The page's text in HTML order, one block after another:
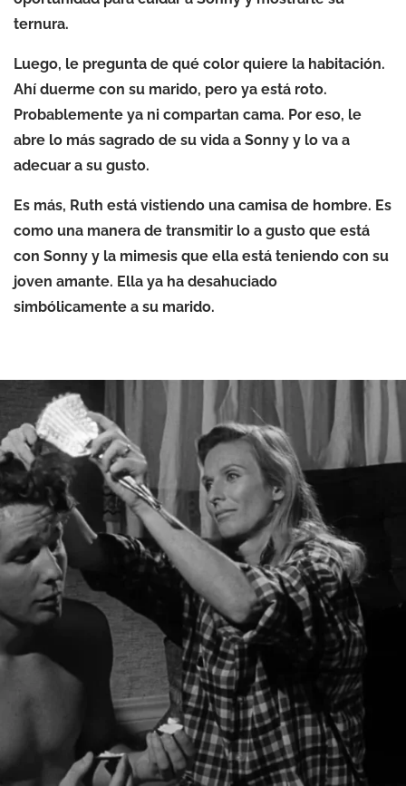
ternura.
Luego, le pregunta de qué color quiere la habitación.
Ahí duerme con su marido, pero ya está roto.
Probablemente ya ni compartan cama. Por eso, le
abre lo más sagrado de su vida a Sonny y lo va a
adecuar a su gusto.
Es más, Ruth está vistiendo una camisa de hombre. Es
como una manera de transmitir lo a gusto que está
con Sonny y la mimesis que ella está teniendo con su
joven amante. Ella ya ha desahuciado
simbólicamente a su marido.